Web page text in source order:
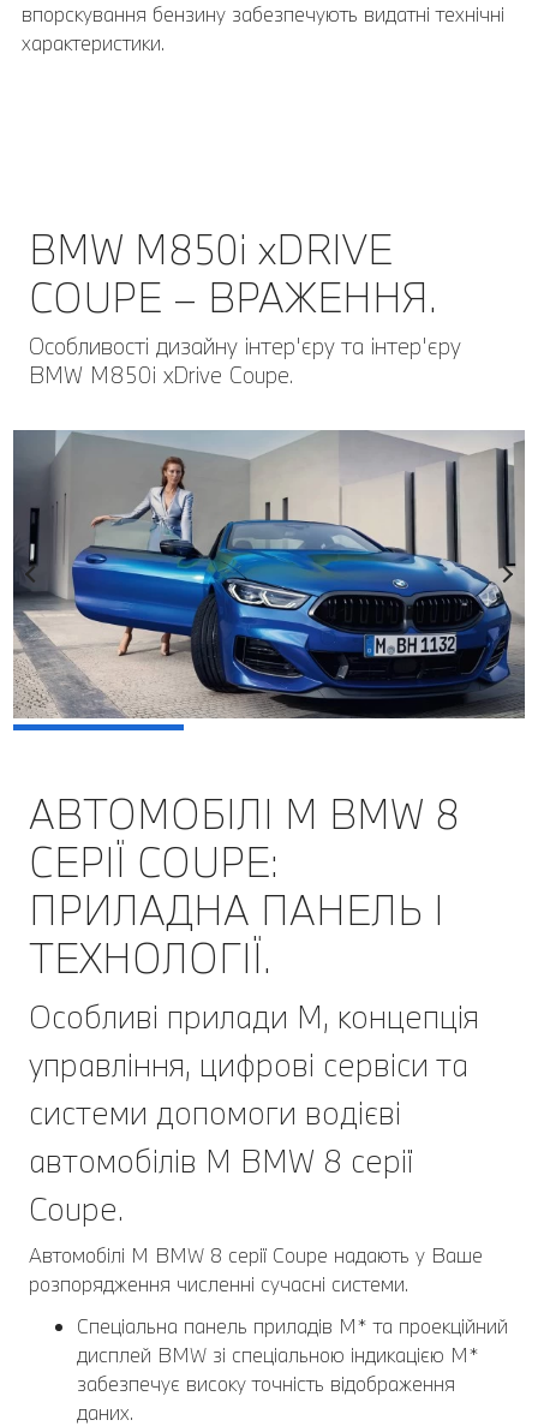
впорскування бензину забезпечують видатні технічні
характеристики.
BMW M850i xDRIVE
COUPE – ВРАЖЕННЯ.
Особливості дизайну інтер'єру та інтер'єру
BMW M850i xDrive Coupe.
АВТОМОБІЛІ M BMW 8
СЕРІЇ COUPE:
ПРИЛАДНА ПАНЕЛЬ І
ТЕХНОЛОГІЇ.
Особливі прилади M, концепція
управління, цифрові сервіси та
системи допомоги водієві
автомобілів M BMW 8 серії
Coupe.
Автомобілі M BMW 8 серії Coupe надають у Ваше
розпорядження численні сучасні системи.
Спеціальна панель приладів M* та проекційний
дисплей BMW зі спеціальною індикацією M*
забезпечує високу точність відображення
даних.